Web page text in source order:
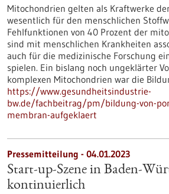
Mitochondrien gelten als Kraftwerke
wesentlich für den menschlichen
Fehlfunktionen von 40 Prozent der
sind mit menschlichen Krankheiten
auch für die medizinische Forschung
spielen. Ein bislang noch ungeklärter
komplexen Mitochondrien war die
https://www.gesundheitsindustrie-
bw.de/fachbeitrag/pm/bildung-von-
membran-aufgeklaert
Pressemitteilung - 04.01.2023
Start-up-Szene in Baden-
kontinuierlich